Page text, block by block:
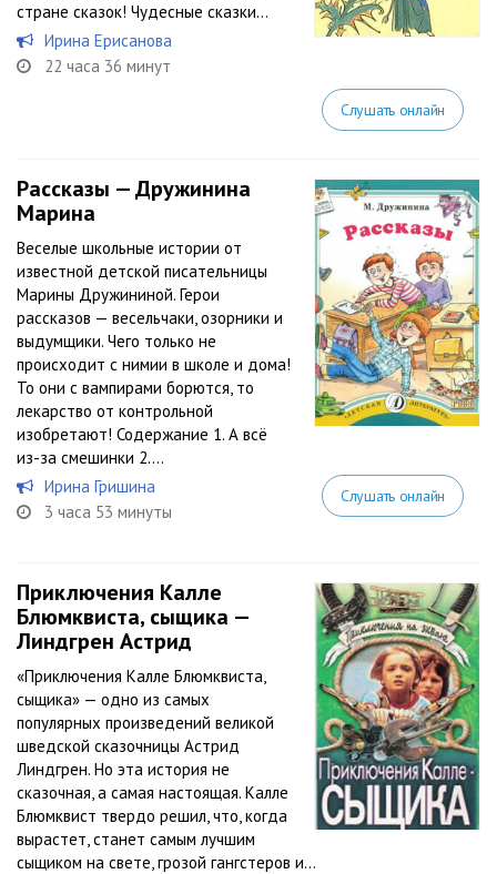
стране сказок! Чудесные сказки...
Ирина Ерисанова
22 часа 36 минут
Слушать онлайн
Рассказы — Дружинина
Марина
Веселые школьные истории от
известной детской писательницы
Марины Дружининой. Герои
рассказов — весельчаки, озорники и
выдумщики. Чего только не
происходит с нимии в школе и дома!
То они с вампирами борются, то
лекарство от контрольной
изобретают! Содержание 1. А всё
из-за смешинки 2....
Ирина Гришина
3 часа 53 минуты
Слушать онлайн
Приключения Калле
Блюмквиста, сыщика —
Линдгрен Астрид
«Приключения Калле Блюмквиста,
сыщика» — одно из самых
популярных произведений великой
шведской сказочницы Астрид
Линдгрен. Но эта история не
сказочная, а самая настоящая. Калле
Блюмквист твердо решил, что, когда
вырастет, станет самым лучшим
сыщиком на свете, грозой гангстеров и...